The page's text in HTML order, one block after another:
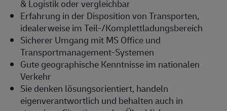
& Logistik oder vergleichbar
Erfahrung in der Disposition von Transporten,
idealerweise im Teil-/Komplettladungsbereich
Sicherer Umgang mit MS Office und
Transportmanagement-Systemen
Gute geographische Kenntnisse im nationalen
Verkehr
Sie denken lösungsorientiert, handeln
eigenverantwortlich und behalten auch in